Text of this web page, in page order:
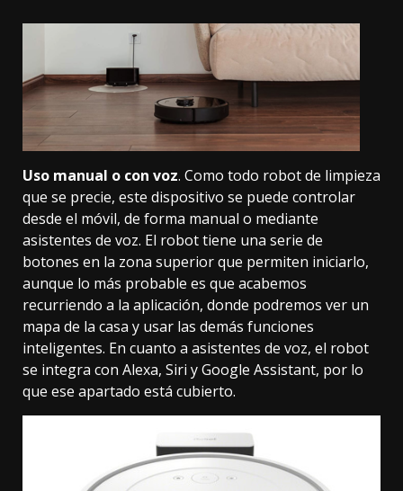
Uso manual o con voz. Como todo robot de limpieza
que se precie, este dispositivo se puede controlar
desde el móvil, de forma manual o mediante
asistentes de voz. El robot tiene una serie de
botones en la zona superior que permiten iniciarlo,
aunque lo más probable es que acabemos
recurriendo a la aplicación, donde podremos ver un
mapa de la casa y usar las demás funciones
inteligentes. En cuanto a asistentes de voz, el robot
se integra con Alexa, Siri yGoogle Assistant, por lo
que ese apartado está cubierto.